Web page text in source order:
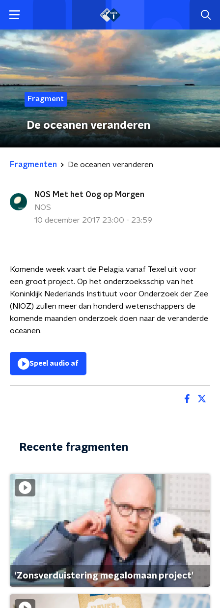
Fragment
De oceanen veranderen
Fragmenten De oceanen veranderen
NOS Met het Oog op Morgen
NOS
10 december 2017 23:00 - 23:59
Komende week vaart de Pelagia vanaf Texel uit voor
een groot project. Op het onderzoeksschip van het
Koninklijk Nederlands Instituut voor Onderzoek der Zee
(NIOZ) zullen meer dan honderd wetenschappers de
komende maanden onderzoek doen naar de veranderde
oceanen.
Speel audio af
Recente fragmenten
'Zonsverduistering megalomaan project'